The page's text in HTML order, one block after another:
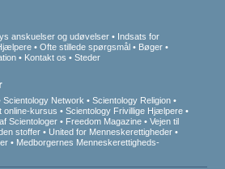
anskuelser og udøvelser
Indsats for
Ofte stillede spørgsmål
Bøger
Kontakt os Steder
Scientology Network
Scientology Religion
online-kursus
Scientology Frivillige Hjælpere
Scientologer
Freedom Magazine
Vejen til
stoffer
United for Menneskerettigheder
Medborgernes Menneskerettigheds­